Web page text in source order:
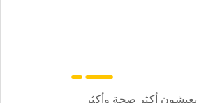
أكثر صحة وأكثر